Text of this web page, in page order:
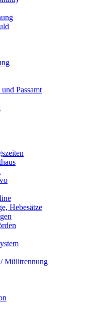
Passamt
Hebesätze
Mülltrennung